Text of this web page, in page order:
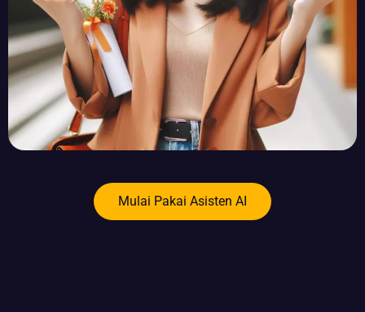
Mulai Pakai Asisten AI